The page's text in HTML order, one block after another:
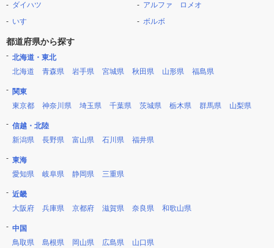
ダイハツ
いすゞ
アルファ ロメオ
ボルボ
都道府県から探す
北海道・東北
北海道
青森県 岩手県 宮城県 秋田県 山形県 福島県
関東
東京都
神奈川県 埼玉県 千葉県 茨城県 栃木県 群馬県 山梨県
信越・北陸
新潟県
長野県 富山県 石川県 福井県
東海
愛知県
岐阜県 静岡県 三重県
近畿
大阪府
兵庫県 京都府 滋賀県 奈良県 和歌山県
中国
鳥取県
島根県 岡山県 広島県 山口県